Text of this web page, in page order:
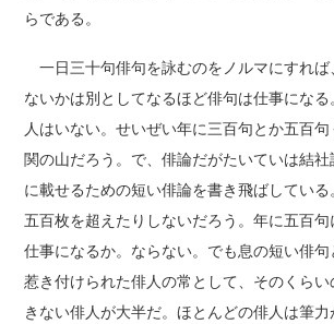
らである。
一日三十句俳句を詠むのをノルマにすれば
ないかは別としてなるほど俳句は仕事にな
人はいない。せいぜい年に三百句とか五百
関の山だろう。で、俳論だがたいていは結
に載せるための短い俳論を書き飛ばしてい
五百枚を超えたりしないだろう。年に五百
仕事になるか。ならない。でも息の短い俳
惹き付けられた俳人の常として、そのくら
きない俳人が大半だ。ほとんどの俳人は筆